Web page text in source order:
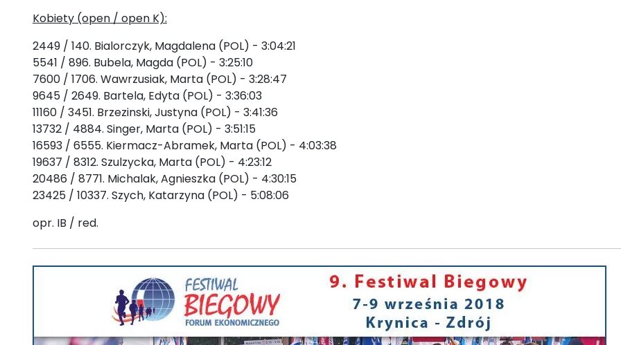
Kobiety (open / open K):
2449 / 140. Bialorczyk, Magdalena (POL) - 3:04:21
5541 / 896. Bubela, Magda (POL) - 3:25:10
7600 / 1706. Wawrzusiak, Marta (POL) - 3:28:47
9645 / 2649. Bartela, Edyta (POL) - 3:36:03
11160 / 3451. Brzezinski, Justyna (POL) - 3:41:36
13732 / 4884. Singer, Marta (POL) - 3:51:15
16593 / 6555. Kiermacz-Abramek, Marta (POL) - 4:03:38
19637 / 8312. Szulzycka, Marta (POL) - 4:23:12
20486 / 8771. Michalak, Agnieszka (POL) - 4:30:15
23425 / 10337. Szych, Katarzyna (POL) - 5:08:06
opr. IB / red.